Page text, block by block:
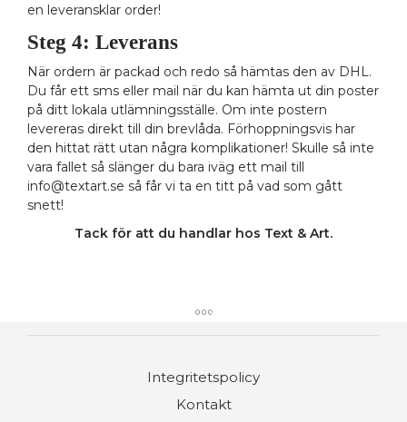
en leveransklar order!
Steg 4: Leverans
När ordern är packad och redo så hämtas den av DHL.
Du får ett sms eller mail när du kan hämta ut din poster
på ditt lokala utlämningsställe. Om inte postern
levereras direkt till din brevlåda. Förhoppningsvis har
den hittat rätt utan några komplikationer! Skulle så inte
vara fallet så slänger du bara iväg ett mail till
info@textart.se så får vi ta en titt på vad som gått
snett!
Tack för att du handlar hos Text & Art.
Integritetspolicy
Kontakt